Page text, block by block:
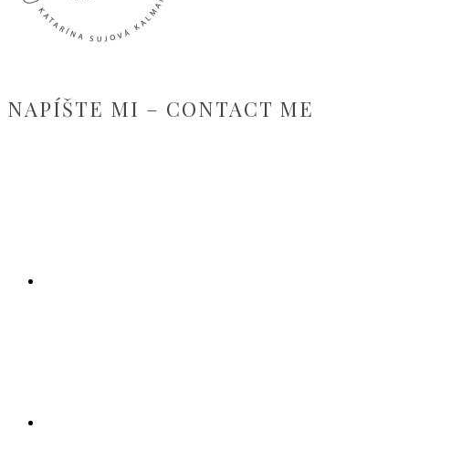
NAPÍŠTE MI – CONTACT ME